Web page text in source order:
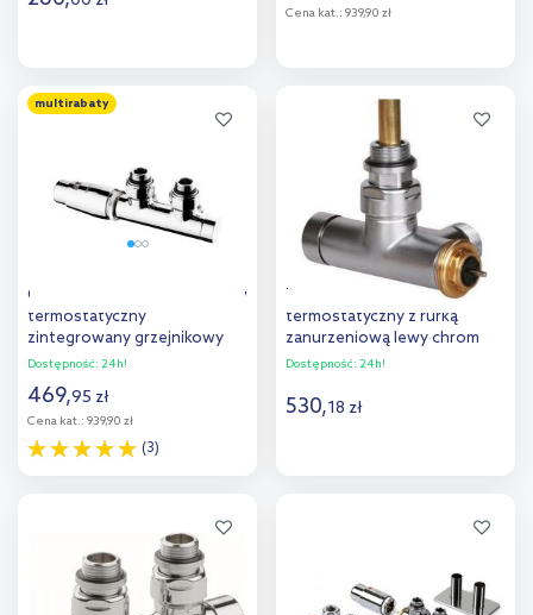
Dodaj do
porównania
Cena kat.: 939,90 zł
Dodaj do
porównania
multirabaty
Oltens Varmare Ventil zestaw
termostatyczny
zintegrowany grzejnikowy
lewy chrom 55901100
Dostępność: 24h!
469,95 zł
Cena kat.: 939,90 zł
(3)
porównania
Terma zawór zespolony
termostatyczny z rurką
zanurzeniową lewy chrom
TGZTCR019
Dostępność: 24h!
530,18 zł